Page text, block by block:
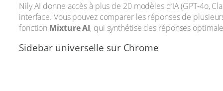
Nily AI donne accès à plus de 20 modèles d’IA (GPT‑4o,
interface. Vous pouvez comparer les réponses de
fonction Mixture AI, qui synthétise des réponses
Sidebar universelle sur Chrome